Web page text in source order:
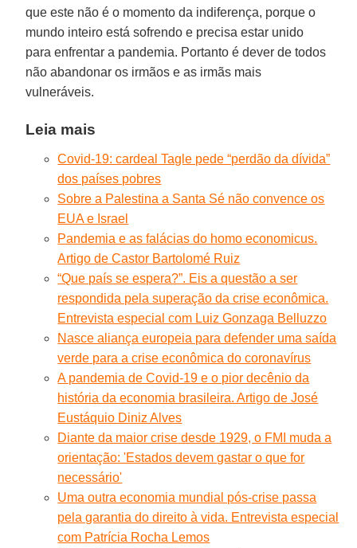
que este não é o momento da indiferença, porque o
mundo inteiro está sofrendo e precisa estar unido
para enfrentar a pandemia. Portanto é dever de todos
não abandonar os irmãos e as irmãs mais
vulneráveis.
Leia mais
Covid-19: cardeal Tagle pede “perdão da dívida”
dos países pobres
Sobre a Palestina a Santa Sé não convence os
EUA e Israel
Pandemia e as falácias do homo economicus.
Artigo de Castor Bartolomé Ruiz
“Que país se espera?”. Eis a questão a ser
respondida pela superação da crise econômica.
Entrevista especial com Luiz Gonzaga Belluzzo
Nasce aliança europeia para defender uma saída
verde para a crise econômica do coronavírus
A pandemia de Covid-19 e o pior decênio da
história da economia brasileira. Artigo de José
Eustáquio Diniz Alves
Diante da maior crise desde 1929, o FMI muda a
orientação: 'Estados devem gastar o que for
necessário'
Uma outra economia mundial pós-crise passa
pela garantia do direito à vida. Entrevista especial
com Patrícia Rocha Lemos